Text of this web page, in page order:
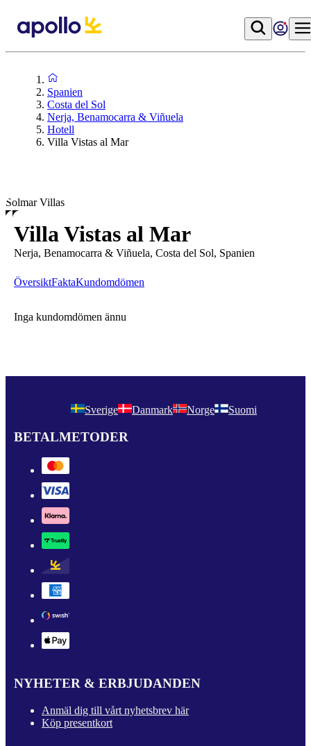
Spanien
Costa del Sol
Nerja, Benamocarra & Viñuela
Hotell
Villa Vistas al Mar
Solmar Villas
Villa Vistas al Mar
Nerja, Benamocarra & Viñuela, Costa del Sol, Spanien
ÖversiktFaktaKundomdömen
Inga kundomdömen ännu
Sverige Danmark Norge Suomi
BETALMETODER
NYHETER & ERBJUDANDEN
Anmäl dig till vårt nyhetsbrev här
Köp presentkort